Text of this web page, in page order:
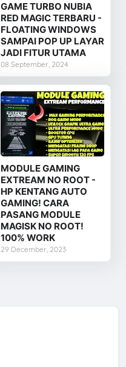
GAME TURBO NUBIA
RED MAGIC TERBARU -
FLOATING WINDOWS
SAMPAI POP UP LAYAR
JADI FITUR UTAMA
08 September, 2024
MODULE GAMING
EXTREAM NO ROOT -
HP KENTANG AUTO
GAMING! CARA
PASANG MODULE
MAGISK NO ROOT!
100% WORK
29 December, 2023